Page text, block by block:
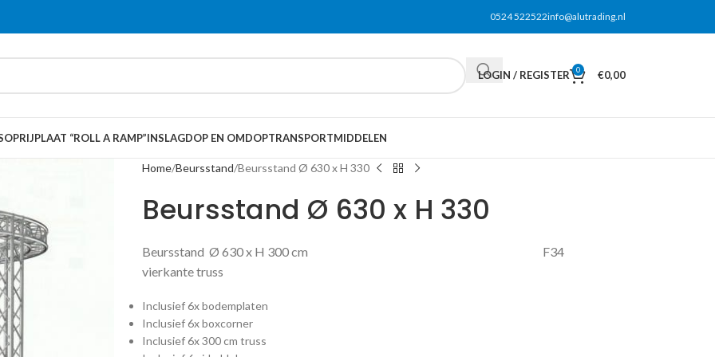
0524 522522info@alutrading.nl
LOGIN / REGISTER 0 €0,00
OPRIJPLAAT “ROLL A RAMP”INSLAGDOP EN OMDOPTRANSPORTMIDDELEN
Home Beursstand Beursstand Ø 630 x H 330
Beursstand Ø 630 x H 330
Beursstand Ø 630 x H 300 cm F34
vierkante truss
Inclusief 6x bodemplaten
Inclusief 6x boxcorner
Inclusief 6x 300 cm truss